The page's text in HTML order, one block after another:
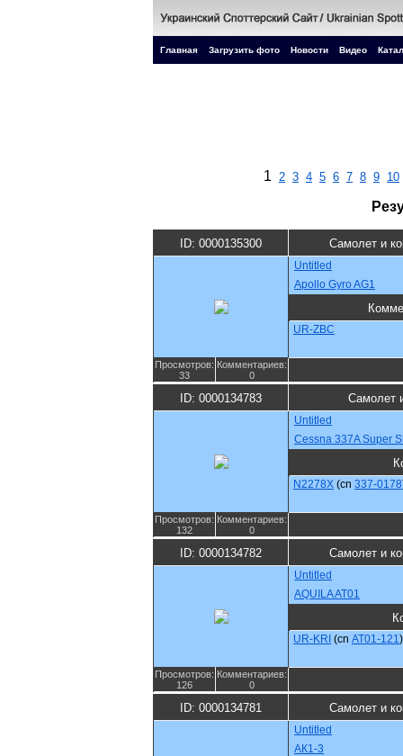
Главная Загрузить фото Новости Видео
1 2 3 4 5 6 7 8 9 10
ID: 0000135300 Самолет и
Untitled
Apollo Gyro AG1
UR-ZBC
Просмотров:
33
Комментариев:
0
ID: 0000134783 Самолет
Untitled
Cessna 337A Super
N2278X (cn 337-0178
Просмотров:
132
Комментариев:
0
ID: 0000134782 Самолет и
Untitled
AQUILA AT01
UR-KRI (cn AT01-121)
Просмотров:
126
Комментариев:
0
ID: 0000134781 Самолет и
Untitled
АК1-3